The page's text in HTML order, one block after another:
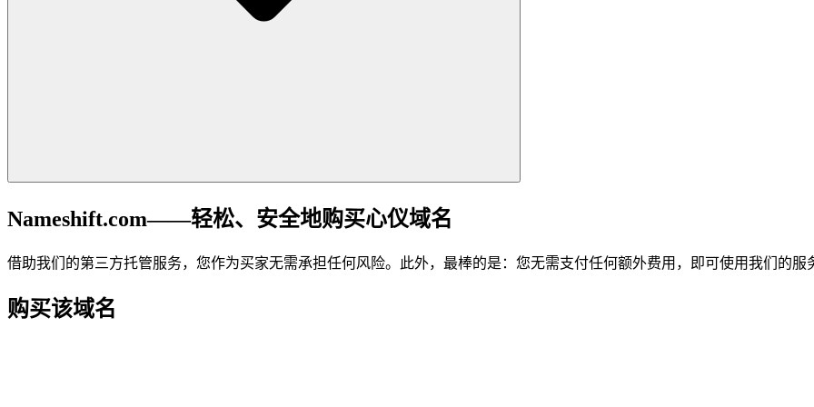
Nameshift.com——轻松、安全地购买心仪域名
借助我们的第三方托管服务，您作为买家无需承担任何风险。此外，最棒的是：您无需支付任何额外费用，即可使用我们的服
购买该域名